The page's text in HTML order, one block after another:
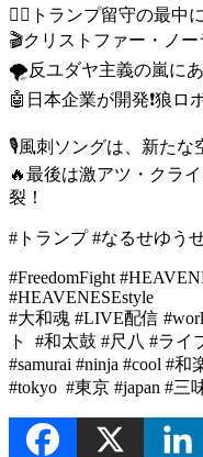
🕵️‍♂️トランプ留守の最中
🎬クリストファー・ノ
🌪️反ユダヤ主義の嵐にあ
🤖日本企業が開発❗️狼ロ
🎙風刺ソングは、新たな
🔥最後は激アツ・クラ
裂！
#トランプ #なるせゆう
#FreedomFight
#HEAVENESEstyle
#大和魂 #LIVE配信
ト #和太鼓 #尺八 #ライ
#samurai #ninja #cool #和
#tokyo #東京 #japan #三